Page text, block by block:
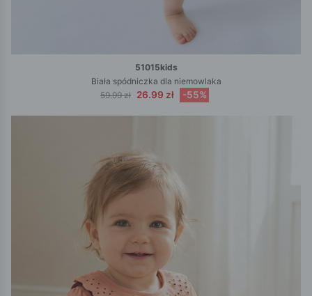
51015kids
Biała spódniczka dla niemowlaka
59.99 zł 26.99 zł -55%